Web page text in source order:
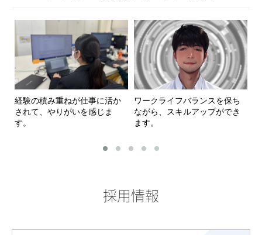
経験の積み重ねが仕事に活か
されて、やりがいを感じま
す。
ワークライフバランスを保ち
ながら、スキルアップができ
ます。
採用情報